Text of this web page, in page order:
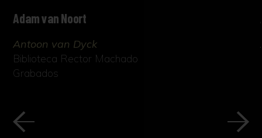
Adam van Noort
Antoon van Dyck
Biblioteca Rector Machado
Grabados